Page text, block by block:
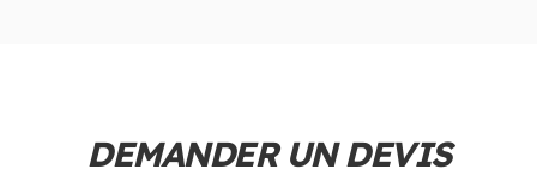
DEMANDER UN DEVIS